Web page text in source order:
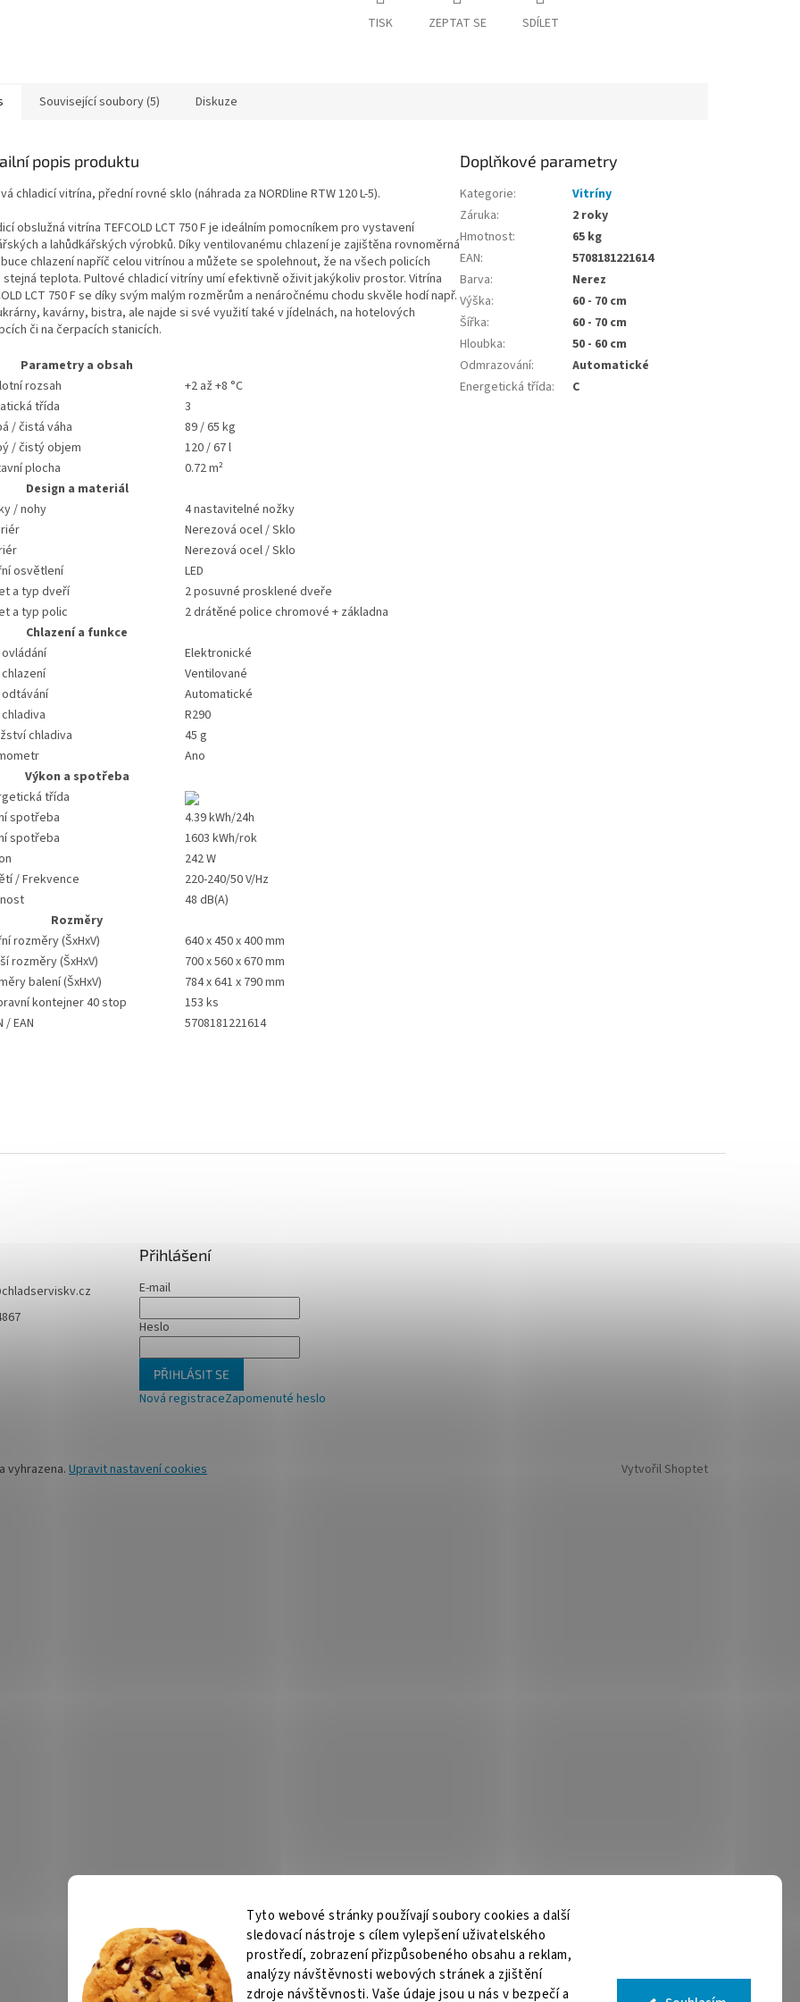
Tyto webové stránky používají soubory cookies a další
sledovací nástroje s cílem vylepšení uživatelského
prostředí, zobrazení přizpůsobeného obsahu a reklam,
analýzy návštěvnosti webových stránek a zjištění
zdroje návštěvnosti. Vaše údaje jsou u nás v bezpečí a
TISK ZEPTAT SE SDÍLET
Související soubory (5) Diskuze
popis produktu
chladicí vitrína, přední rovné sklo (náhrada za NORDline RTW 120 L-5).
obslužná vitrína TEFCOLD LCT 750 F je ideálním pomocníkem pro vystavení
a lahůdkářských výrobků. Díky ventilovanému chlazení je zajištěna rovnoměrná
chlazení napříč celou vitrínou a můžete se spolehnout, že na všech policích
stejná teplota. Pultové chladicí vitríny umí efektivně oživit jakýkoliv prostor. Vitrína
LCT 750 F se díky svým malým rozměrům a nenáročnému chodu skvěle hodí např.
kavárny, bistra, ale najde si své využití také v jídelnách, na hotelových
či na čerpacích stanicích.
Parametry a obsah
rozsah
+2 až +8 °C
třída
3
/ čistá váha
89 / 65 kg
/ čistý objem
120 / 67 l
plocha
0.72 m²
Design a materiál
/ nohy
4 nastavitelné nožky
Nerezová ocel / Sklo
Nerezová ocel / Sklo
osvětlení
LED
a typ dveří
2 posuvné prosklené dveře
a typ polic
2 drátěné police chromové + základna
Chlazení a funkce
Elektronické
Ventilované
Automatické
R290
chladiva
45 g
Ano
Výkon a spotřeba
třída
spotřeba
4.39 kWh/24h
spotřeba
1603 kWh/rok
242 W
/ Frekvence
220-240/50 V/Hz
48 dB(A)
Rozměry
rozměry (ŠxHxV)
640 x 450 x 400 mm
rozměry (ŠxHxV)
700 x 560 x 670 mm
balení (ŠxHxV)
784 x 641 x 790 mm
kontejner 40 stop
153 ks
/ EAN
5708181221614
Doplňkové parametry
Kategorie:
Vitríny
Záruka:
2 roky
Hmotnost:
65 kg
EAN:
5708181221614
Barva:
Nerez
Výška:
60 - 70 cm
Šířka:
60 - 70 cm
Hloubka:
50 - 60 cm
Odmrazování:
Automatické
Energetická třída: C
chladserviskv.cz
Přihlášení
E-mail
Heslo
PŘIHLÁSIT SE
Nová registraceZapomenuté heslo
Vytvořil Shoptet
vyhrazena. Upravit nastavení cookies